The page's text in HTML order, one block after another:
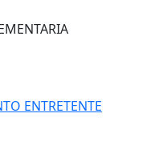
ENTRETENTE